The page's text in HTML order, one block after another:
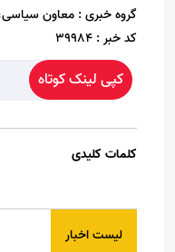
گروه خبری : معاون
کد خبر : 39984
کپی لینک کوتاه
کلمات کلیدی
لیست اخبار